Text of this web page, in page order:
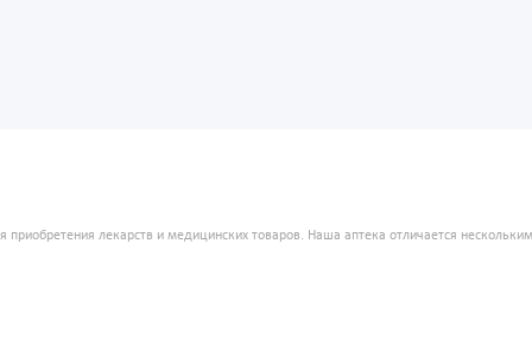
лекарств и медицинских товаров. Наша аптека отличается